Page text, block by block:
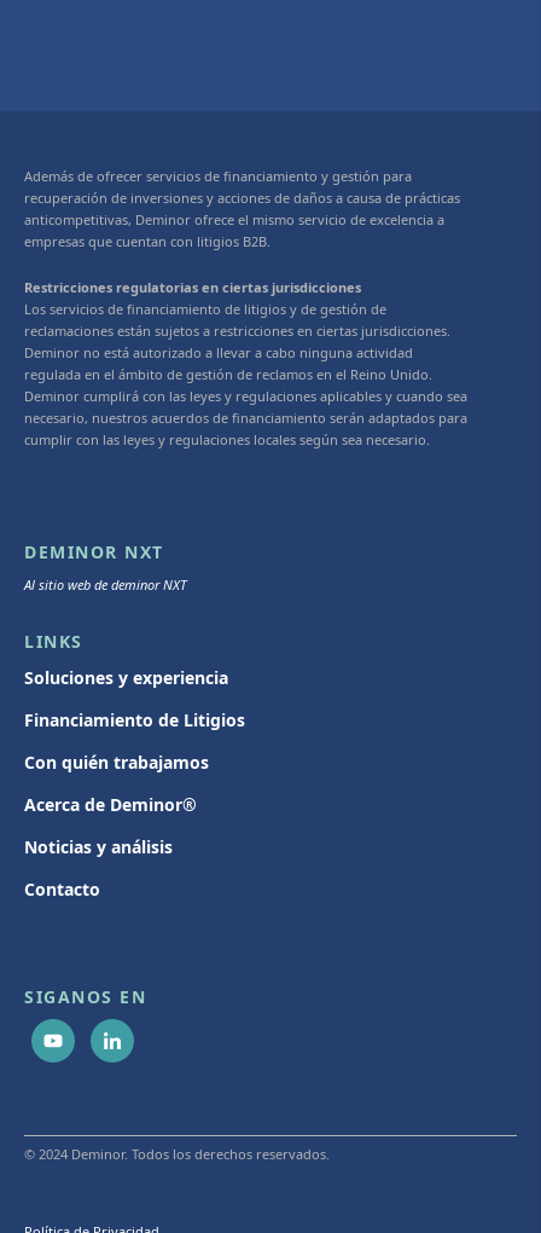
Además de ofrecer servicios de financiamiento y gestión para
recuperación de inversiones y acciones de daños a causa de prácticas
anticompetitivas, Deminor ofrece el mismo servicio de excelencia a
empresas que cuentan con litigios B2B.
Restricciones regulatorias en ciertas jurisdicciones
Los servicios de financiamiento de litigios y de gestión de
reclamaciones están sujetos a restricciones en ciertas jurisdicciones.
Deminor no está autorizado a llevar a cabo ninguna actividad
regulada en el ámbito de gestión de reclamos en el Reino Unido.
Deminor cumplirá con las leyes y regulaciones aplicables y cuando sea
necesario, nuestros acuerdos de financiamiento serán adaptados para
cumplir con las leyes y regulaciones locales según sea necesario.
DEMINOR NXT
Al sitio web de deminor NXT
LINKS
Soluciones y experiencia
Financiamiento de Litigios
Con quién trabajamos
Acerca de Deminor®
Noticias y análisis
Contacto
SIGANOS EN
© 2024 Deminor. Todos los derechos reservados.